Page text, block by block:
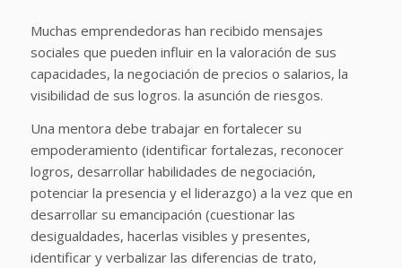
Muchas emprendedoras han recibido mensajes
sociales que pueden influir en la valoración de sus
capacidades, la negociación de precios o salarios, la
visibilidad de sus logros. la asunción de riesgos.
Una mentora debe trabajar en fortalecer su
empoderamiento (identificar fortalezas, reconocer
logros, desarrollar habilidades de negociación,
potenciar la presencia y el liderazgo) a la vez que en
desarrollar su emancipación (cuestionar las
desigualdades, hacerlas visibles y presentes,
identificar y verbalizar las diferencias de trato,